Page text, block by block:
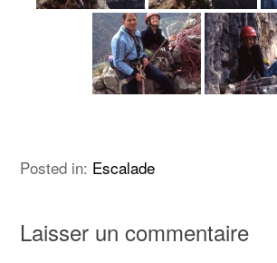
Posted in: Escalade
Laisser un commentaire